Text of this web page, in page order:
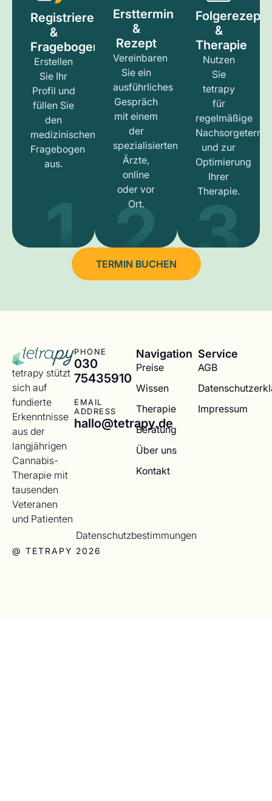
Registrieren
&
Fragebogen
Erstellen
Sie Ihr
Profil und
füllen Sie
den
medizinischen
Fragebogen
aus.
1
Ersttermin
&
Rezept
Vereinbaren
Sie ein
ausführliches
Gespräch
mit einem
der
spezialisierten
Ärzte,
online
oder vor
Ort.
2
Folgerezept
&
Therapie
Nutzen
Sie
tetrapy
für
regelmäßige
und zur
Optimierung
Ihrer
Therapie.
3
TERMIN BUCHEN
tetrapy stützt
sich auf
fundierte
Erkenntnisse
aus der
langjährigen
Cannabis-
Therapie mit
tausenden
Veteranen
und Patienten
PHONE
030
75435910
EMAIL
ADDRESS
hallo@tetrapy.de
Navigation
Preise
Wissen
Therapie
Beratung
Über uns
Kontakt
Service
AGB
Impressum
@ TETRAPY 2026
Datenschutzbestimmungen